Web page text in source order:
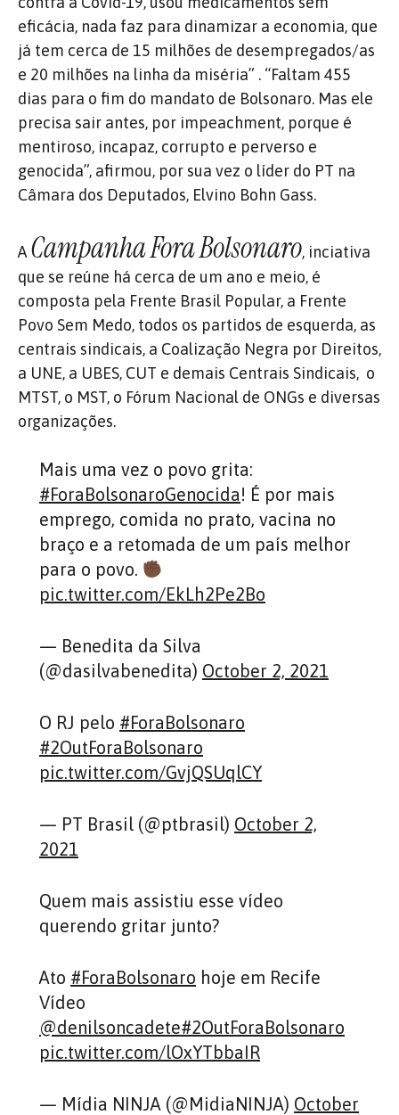
eficácia, nada faz para dinamizar a economia, que
já tem cerca de 15 milhões de desempregados/as
e 20 milhões na linha da miséria” . “Faltam 455
dias para o fim do mandato de Bolsonaro. Mas ele
precisa sair antes, por impeachment, porque é
mentiroso, incapaz, corrupto e perverso e
genocida”, afirmou, por sua vez o líder do PT na
Câmara dos Deputados, Elvino Bohn Gass.
A Campanha Fora Bolsonaro, inciativa
que se reúne há cerca de um ano e meio, é
composta pela Frente Brasil Popular, a Frente
Povo Sem Medo, todos os partidos de esquerda, as
centrais sindicais, a Coalização Negra por Direitos,
a UNE, a UBES, CUT e demais Centrais Sindicais, o
MTST, o MST, o Fórum Nacional de ONGs e diversas
organizações.
Mais uma vez o povo grita:
#ForaBolsonaroGenocida! É por mais
emprego, comida no prato, vacina no
braço e a retomada de um país melhor
para o povo.
pic.twitter.com/EkLh2Pe2Bo
— Benedita da Silva
(@dasilvabenedita) October 2, 2021
O RJ pelo #ForaBolsonaro
#2OutForaBolsonaro
pic.twitter.com/GvjQSUqlCY
— PT Brasil (@ptbrasil) October 2,
2021
Quem mais assistiu esse vídeo
querendo gritar junto?
Ato #ForaBolsonaro hoje em Recife
Vídeo
@denilsoncadete#2OutForaBolsonaro
pic.twitter.com/lOxYTbbaIR
— Mídia NINJA (@MidiaNINJA) October